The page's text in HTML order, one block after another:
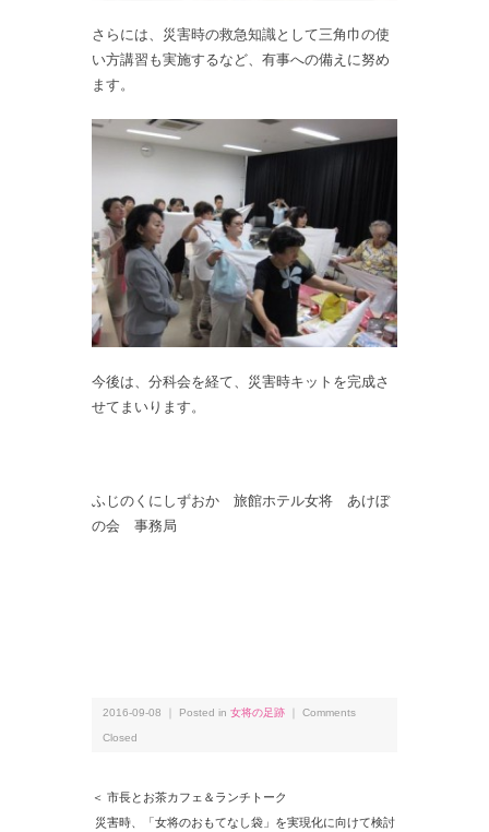
さらには、災害時の救急知識として三角巾の使
い方講習も実施するなど、有事への備えに努め
ます。
今後は、分科会を経て、災害時キットを完成さ
せてまいります。
ふじのくにしずおか 旅館ホテル女将 あけぼ
の会 事務局
2016-09-08 ｜ Posted in 女将の足跡 Comments
Closed
＜ 市長とお茶カフェ＆ランチトーク
災害時、「女将のおもてなし袋」を実現化に向けて検討